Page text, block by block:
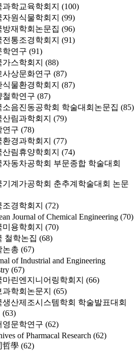
과학교육학회지 (100)
자원식물학회지 (99)
방재학회논문집 (96)
전통조경학회지 (91)
학연구 (91)
가스학회지 (88)
사상문화연구 (87)
식물환경학회지 (87)
철학연구 (87)
소음진동공학회 학술대회논문집 (85)
산림과학회지 (79)
연구 (78)
환경과학회지 (77)
산림휴양학회지 (74)
자동차공학회 부문종합 학술대회
기계가공학회 춘추계학술대회 논문
조경학회지 (72)
Journal of Chemical Engineering (70)
미용학회지 (70)
철학논집 (68)
논총 (67)
of Industrial and Engineering
(67)
마린엔지니어링학회지 (66)
과학회논문지 (65)
생산제조시스템학회 학술발표대회
(63)
영문학연구 (62)
of Pharmacal Research (62)
哲學 (62)